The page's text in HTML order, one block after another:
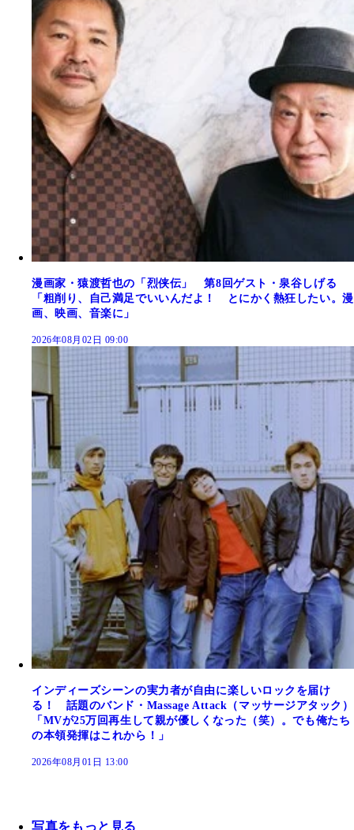
漫画家・猿渡哲也の「烈侠伝」 第8回ゲスト・泉谷しげる
「粗削り、自己満足でいいんだよ！ とにかく熱狂したい。漫
画、映画、音楽に」
2026年08月02日 09:00
インディーズシーンの実力者が自由に楽しいロックを届け
る！ 話題のバンド・Massage Attack（マッサージアタック）
「MVが25万回再生して親が優しくなった（笑）。でも俺たち
の本領発揮はこれから！」
2026年08月01日 13:00
写真をもっと見る